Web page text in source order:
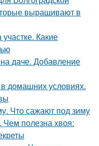
выращивают в
Какие
даче. Добавление
домашних условиях.
Что сажают под зиму
Чем полезна хвоя: